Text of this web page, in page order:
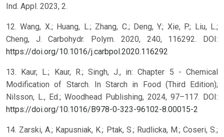
Ind. Appl. 2023, 2.
12. Wang, X.; Huang, L.; Zhang, C.; Deng, Y.; Xie, P.; Liu, L.;
Cheng, J. Carbohydr. Polym. 2020, 240, 116292. DOI:
https://doi.org/10.1016/j.carbpol.2020.116292
13. Kaur, L.; Kaur, R.; Singh, J., in: Chapter 5 - Chemical
Modification of Starch. In Starch in Food (Third Edition);
Nilsson, L., Ed.; Woodhead Publishing, 2024, 97–117. DOI:
https://doi.org/10.1016/B978-0-323-96102-8.00015-2
14. Zarski, A.; Kapusniak, K.; Ptak, S.; Rudlicka, M.; Coseri, S.;